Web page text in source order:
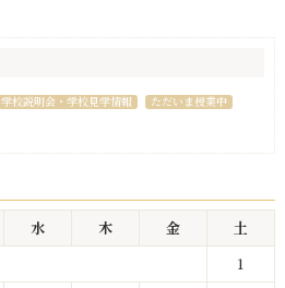
学校説明会・学校見学情報
ただいま授業中
水 木 金 土
1